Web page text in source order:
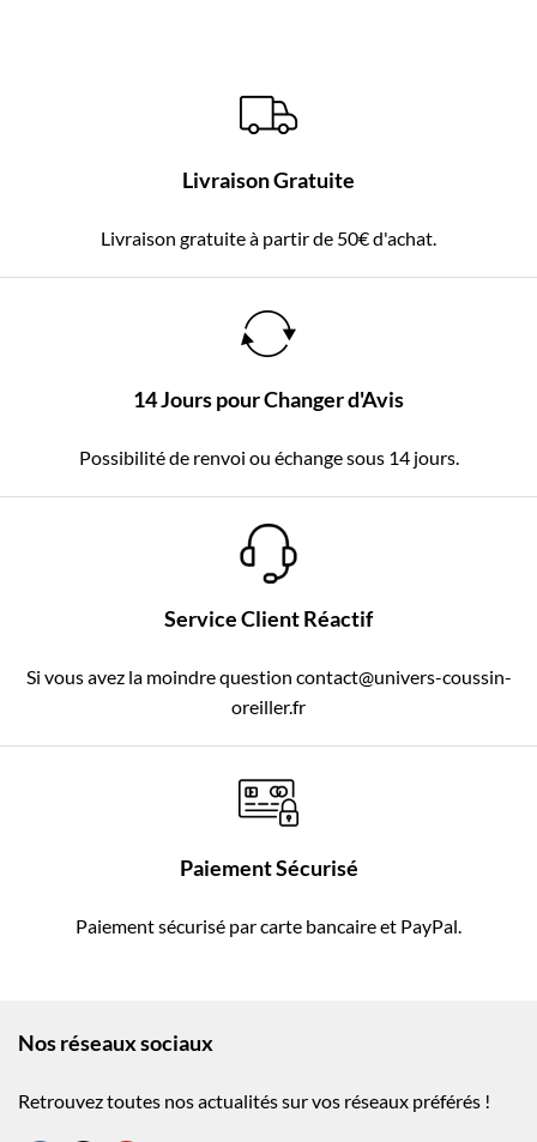
Livraison Gratuite
Livraison gratuite à partir de 50€ d'achat.
14 Jours pour Changer d'Avis
Possibilité de renvoi ou échange sous 14 jours.
Service Client Réactif
Si vous avez la moindre question contact@univers-coussin-
oreiller.fr
Paiement Sécurisé
Paiement sécurisé par carte bancaire et PayPal.
Nos réseaux sociaux
Retrouvez toutes nos actualités sur vos réseaux préférés !